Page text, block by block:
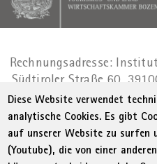
Rechnungsadresse:
Südtiroler Straße 60,
01716880214|
© WIFI
Diese Website verwendet
analytische Cookies. Es gibt
auf unserer Website zu surfen
(Youtube), die von einer